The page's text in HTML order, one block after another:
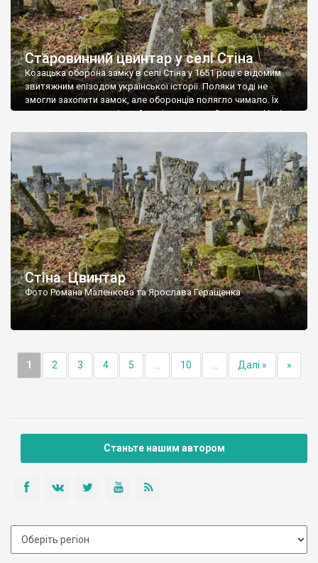
Старовинний цвинтар у селі Стіна
Козацька оборона замку в селі Стіна у 1651 році є відомим
звитяжним епізодом української історії. Поляки тоді не
змогли захопити замок, але оборонців полягло чимало. Їх
поховали на цвинтарі, який тоді називався Замковим. Нині на
ньому чимало хрестів 19 століття, є такі, де епітафії стер […]
Стіна. Цвинтар
Фото Романа Маленкова та Ярослава Геращенка
1 2 3 4 5 10 Далі » »
Станьте нашим автором